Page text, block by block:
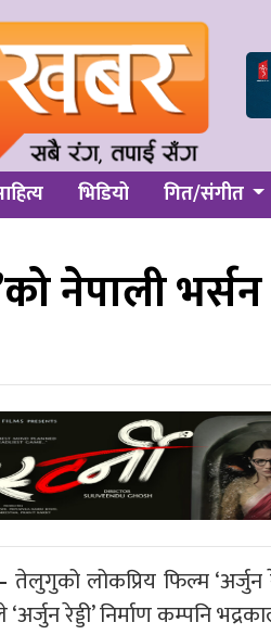
भिडियो गित/संगीत
नेपाली
तेलुगुको लोकप्रिय फिल्म ‘अर्जुन
रेड्डी’ निर्माण कम्पनि